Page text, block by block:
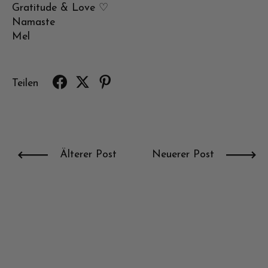
Gratitude & Love ♡
Namaste
Mel
Teilen
Älterer Post Neuerer Post